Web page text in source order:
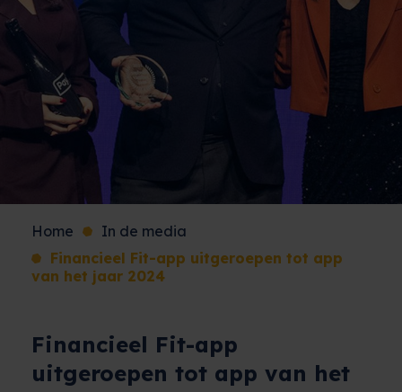
Home
In de media
Financieel Fit-app uitgeroepen tot app
van het jaar 2024
Financieel Fit-app
uitgeroepen tot app van het